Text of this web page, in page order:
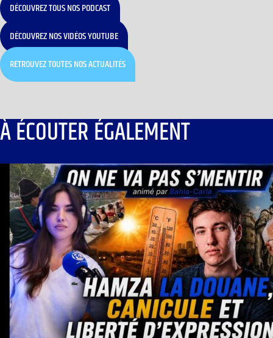
DÉCOUVREZ TOUS NOS PODCAST
DÉCOUVREZ NOS VIDÉOS YOUTUBE
RETROUVEZ TOUTES NOS ACTUALITÉS
À ÉCOUTER ÉGALEMENT